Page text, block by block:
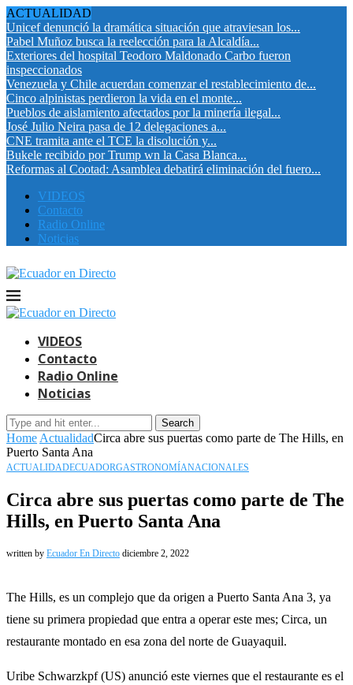
ACTUALIDAD
Unicef denunció la dramática situación que atraviesan los...
Pabel Muñoz busca la reelección para la Alcaldía...
Exteriores del hospital Teodoro Maldonado Carbo fueron
inspeccionados
Venezuela y Chile acuerdan comenzar el restablecimiento de...
Cinco alpinistas perdieron la vida en el monte...
Pueblos de aislamiento afectados por la minería ilegal...
José Julio Neira pasa de 12 delegaciones a...
CNE tramita ante el TCE la disolución y...
Bukele recibido por Trump wn la Casa Blanca...
Reformas al Cootad: Asamblea debatirá eliminación del fuero...
VIDEOS
Contacto
Radio Online
Noticias
VIDEOS
Contacto
Radio Online
Noticias
Search
Home ActualidadCirca abre sus puertas como parte de The Hills, en
Puerto Santa Ana
ACTUALIDADECUADORGASTRONOMÍANACIONALES
Circa abre sus puertas como parte de The
Hills, en Puerto Santa Ana
written by Ecuador En Directo diciembre 2, 2022
The Hills, es un complejo que da origen a Puerto Santa Ana 3, ya
tiene su primera propiedad que entra a operar este mes; Circa, un
restaurante montado en esa zona del norte de Guayaquil.
Uribe Schwarzkpf (US) anunció este viernes que el restaurante es el